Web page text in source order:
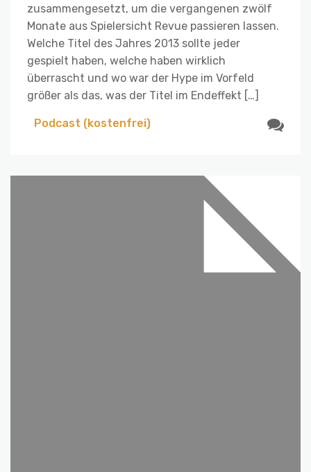
zusammengesetzt, um die vergangenen zwölf
Monate aus Spielersicht Revue passieren lassen.
Welche Titel des Jahres 2013 sollte jeder
gespielt haben, welche haben wirklich
überrascht und wo war der Hype im Vorfeld
größer als das, was der Titel im Endeffekt […]
Podcast (kostenfrei)